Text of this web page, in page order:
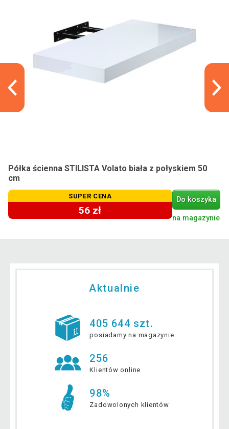
Półka ścienna STILISTA Volato biała z połyskiem 50
cm
SUPER CENA
56 zł
Do koszyka
na magazynie
Aktualnie
405 644 szt.
posiadamy na magazynie
256
Klientów online
98%
Zadowolonych klientów